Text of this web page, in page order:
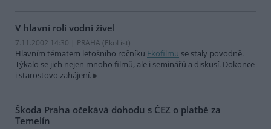
V hlavní roli vodní živel
7.11.2002 14:30 | PRAHA (EkoList)
Hlavním tématem letošního ročníku Ekofilmu se staly povodně.
Týkalo se jich nejen mnoho filmů, ale i seminářů a diskusí. Dokonce
i starostovo zahájení.
Škoda Praha očekává dohodu s ČEZ o platbě za
Temelín